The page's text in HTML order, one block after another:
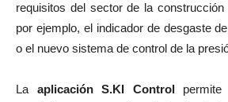
requisitos del sector de la
por ejemplo, el indicador de desgaste
o el nuevo sistema de control de la
La aplicación S.KI Controlpermite